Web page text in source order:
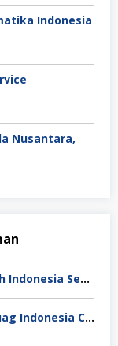
Indonesia
Nusantara,
Quality Control PT Athif Berkah Indonesia Semarang
Operator Stamping PT Ekno Yuag Indonesia Cikarang